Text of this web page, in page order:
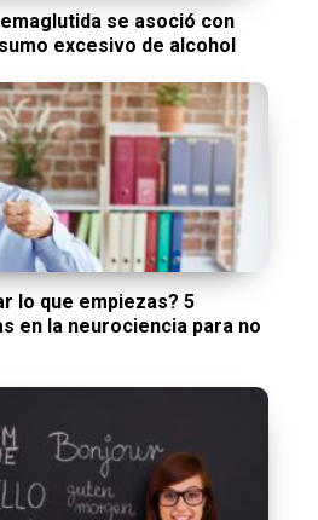
se asoció con
excesivo de alcohol
lo que empiezas? 5
en la neurociencia para no